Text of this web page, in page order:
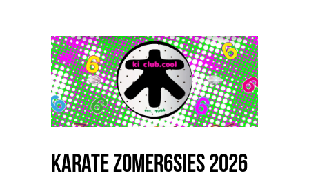
Karate Zomer6sies 2026